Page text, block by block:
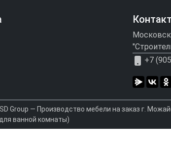
+7
Group — Производство мебели на заказ г.
ванной комнаты)